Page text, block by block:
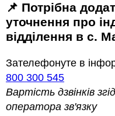
📌 Потрібна додаткова інформація або
уточнення про
відділення в с.
Зателефонуте в
800 300 545
Вартість дзвінків
оператора зв'язку